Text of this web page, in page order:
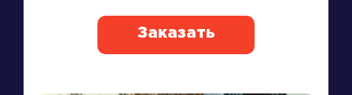
Заказать